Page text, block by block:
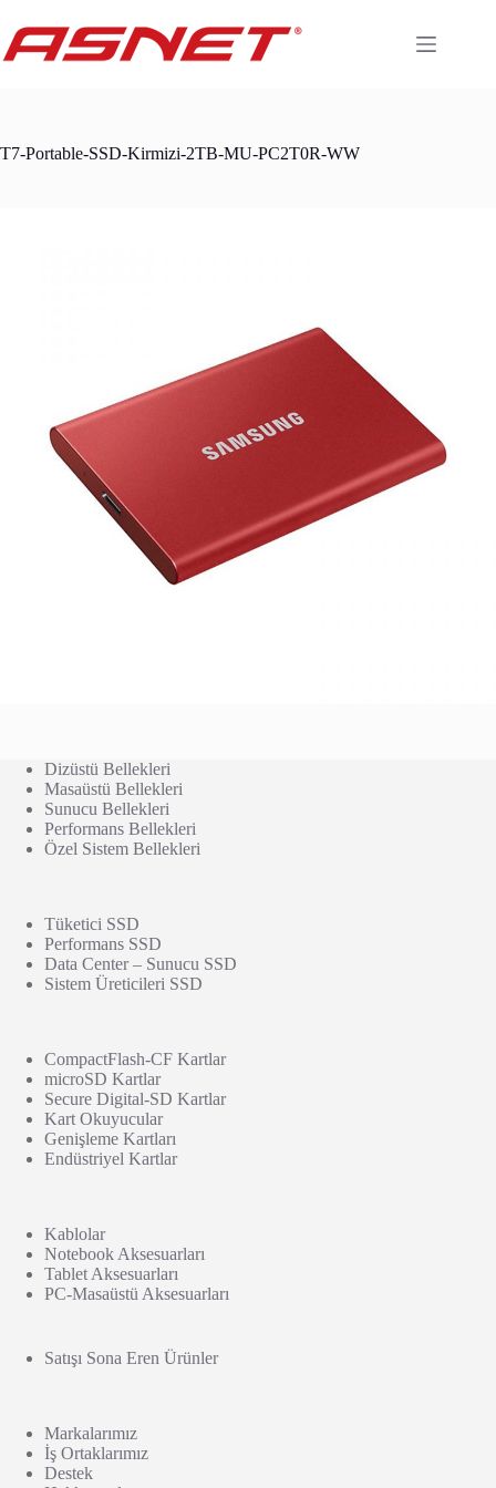
content
T7-Portable-SSD-Kirmizi-2TB-MU-PC2T0R-WW
Dizüstü Bellekleri
Masaüstü Bellekleri
Sunucu Bellekleri
Performans Bellekleri
Özel Sistem Bellekleri
Tüketici SSD
Performans SSD
Data Center – Sunucu SSD
Sistem Üreticileri SSD
CompactFlash-CF Kartlar
microSD Kartlar
Secure Digital-SD Kartlar
Kart Okuyucular
Genişleme Kartları
Endüstriyel Kartlar
Kablolar
Notebook Aksesuarları
Tablet Aksesuarları
PC-Masaüstü Aksesuarları
Satışı Sona Eren Ürünler
Markalarımız
İş Ortaklarımız
Destek